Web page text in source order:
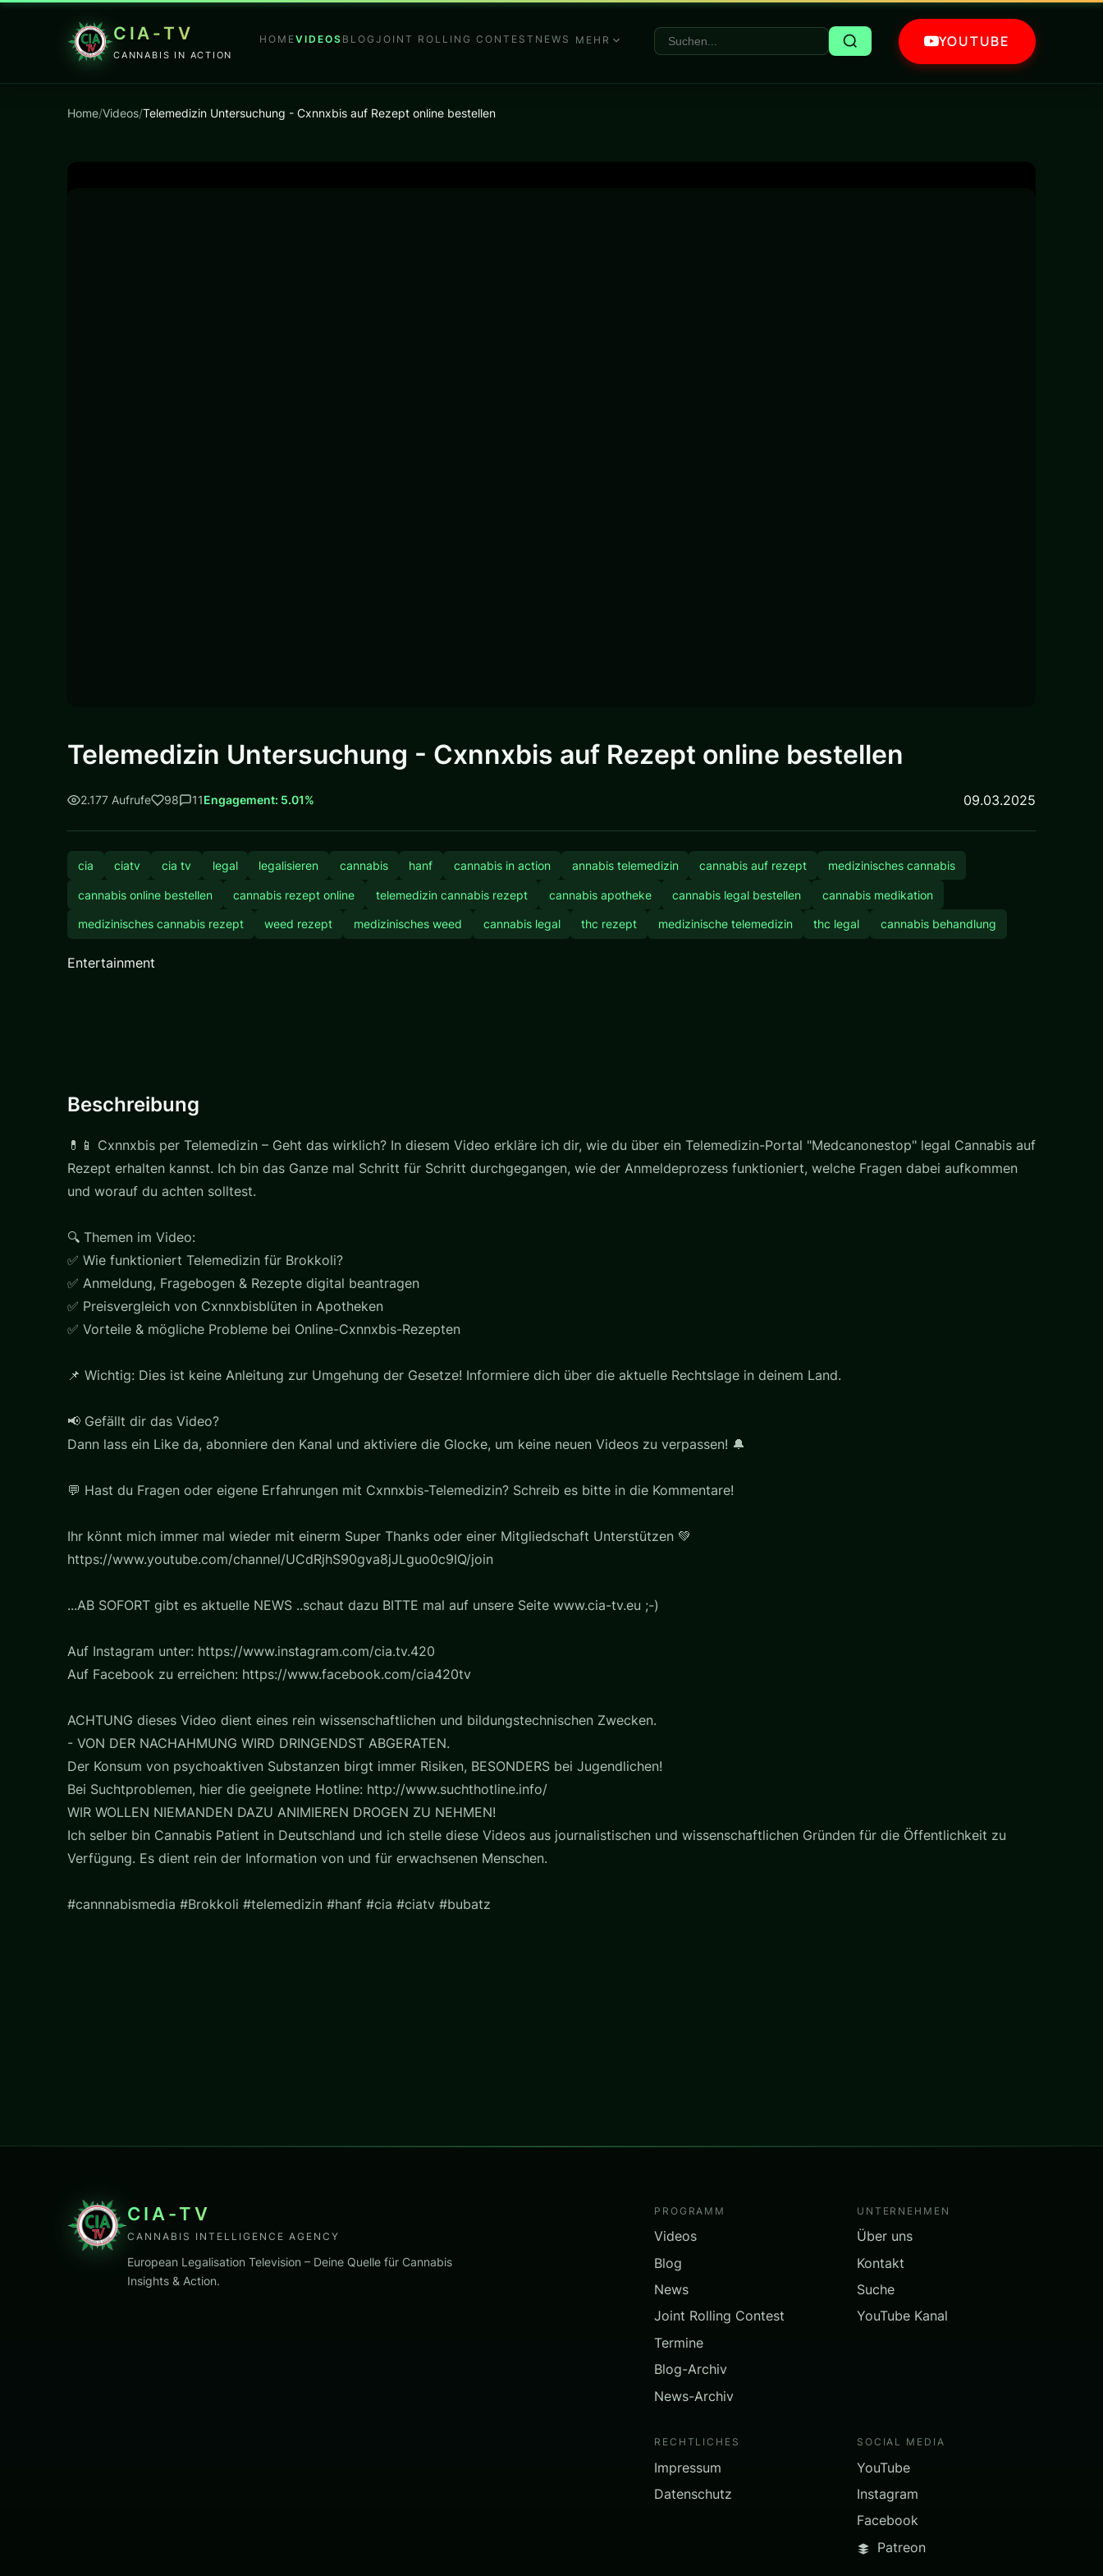
CIA-TV
CANNABIS IN ACTION
HOMEVIDEOS BLOGJOINT ROLLING CONTEST NEWS MEHR YOUTUBE
Home/Videos/Telemedizin Untersuchung - Cxnnxbis auf Rezept online bestellen
Telemedizin Untersuchung - Cxnnxbis auf Rezept online bestellen
2.177 Aufrufe 98 11Engagement: 5.01% 09.03.2025
cia ciatv cia tv legal legalisieren cannabis hanf cannabis in action annabis telemedizin cannabis auf rezept medizinisches cannabis
cannabis online bestellen cannabis rezept online telemedizin cannabis rezept cannabis apotheke cannabis legal bestellen cannabis medikation
medizinisches cannabis rezept weed rezept medizinisches weed cannabis legal thc rezept medizinische telemedizin thc legal cannabis behandlung
Entertainment
Beschreibung
💊📱 Cxnnxbis per Telemedizin – Geht das wirklich? In diesem Video erkläre ich dir, wie du über ein Telemedizin-Portal "Medcanonestop" legal Cannabis auf
Rezept erhalten kannst. Ich bin das Ganze mal Schritt für Schritt durchgegangen, wie der Anmeldeprozess funktioniert, welche Fragen dabei aufkommen
und worauf du achten solltest.
🔍 Themen im Video:
✅ Wie funktioniert Telemedizin für Brokkoli?
✅ Anmeldung, Fragebogen & Rezepte digital beantragen
✅ Preisvergleich von Cxnnxbisblüten in Apotheken
✅ Vorteile & mögliche Probleme bei Online-Cxnnxbis-Rezepten
📌 Wichtig: Dies ist keine Anleitung zur Umgehung der Gesetze! Informiere dich über die aktuelle Rechtslage in deinem Land.
📢 Gefällt dir das Video?
Dann lass ein Like da, abonniere den Kanal und aktiviere die Glocke, um keine neuen Videos zu verpassen! 🔔
💬 Hast du Fragen oder eigene Erfahrungen mit Cxnnxbis-Telemedizin? Schreib es bitte in die Kommentare!
Ihr könnt mich immer mal wieder mit einerm Super Thanks oder einer Mitgliedschaft Unterstützen 💚
https://www.youtube.com/channel/UCdRjhS90gva8jJLguo0c9IQ/join
...AB SOFORT gibt es aktuelle NEWS ..schaut dazu BITTE mal auf unsere Seite www.cia-tv.eu ;-)
Auf Instagram unter: https://www.instagram.com/cia.tv.420
Auf Facebook zu erreichen: https://www.facebook.com/cia420tv
ACHTUNG dieses Video dient eines rein wissenschaftlichen und bildungstechnischen Zwecken.
- VON DER NACHAHMUNG WIRD DRINGENDST ABGERATEN.
Der Konsum von psychoaktiven Substanzen birgt immer Risiken, BESONDERS bei Jugendlichen!
Bei Suchtproblemen, hier die geeignete Hotline: http://www.suchthotline.info/
WIR WOLLEN NIEMANDEN DAZU ANIMIEREN DROGEN ZU NEHMEN!
Ich selber bin Cannabis Patient in Deutschland und ich stelle diese Videos aus journalistischen und wissenschaftlichen Gründen für die Öffentlichkeit zu
Verfügung. Es dient rein der Information von und für erwachsenen Menschen.
#cannnabismedia #Brokkoli #telemedizin #hanf #cia #ciatv #bubatz
CIA-TV
CANNABIS INTELLIGENCE AGENCY
European Legalisation Television – Deine Quelle für Cannabis
Insights & Action.
PROGRAMM
Videos
Blog
News
Joint Rolling Contest
Termine
Blog-Archiv
News-Archiv
UNTERNEHMEN
Über uns
Kontakt
Suche
YouTube Kanal
RECHTLICHES
Impressum
Datenschutz
SOCIAL MEDIA
YouTube
Instagram
Facebook
Patreon